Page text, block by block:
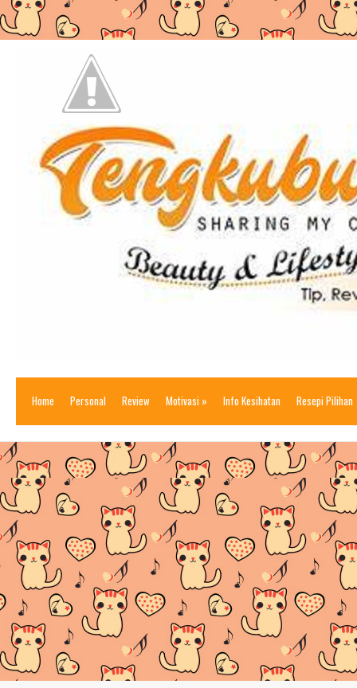
Home Personal Review Motivasi » Info Kesihatan Resepi Pilihan